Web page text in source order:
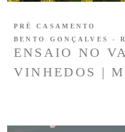
ENSAIO NO
VINHEDOS |
PRÉ CASAMENTO
BENTO GONÇALVES -